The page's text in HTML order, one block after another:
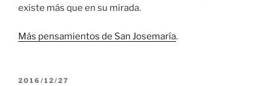
existe más que en su mirada.
Más pensamientos de San Josemaría.
PUBLICADO
2016/12/27